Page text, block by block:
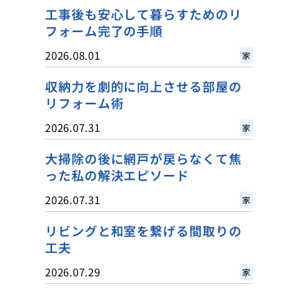
工事後も安心して暮らすためのリ
フォーム完了の手順
2026.08.01 家
収納力を劇的に向上させる部屋の
リフォーム術
2026.07.31 家
大掃除の後に網戸が戻らなくて焦
った私の解決エピソード
2026.07.31 家
リビングと和室を繋げる間取りの
工夫
2026.07.29 家